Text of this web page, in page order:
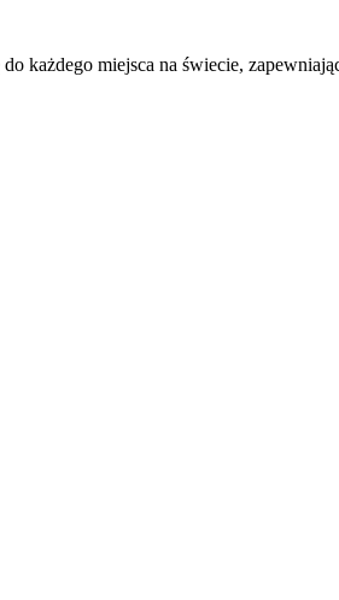
każdego miejsca na świecie,